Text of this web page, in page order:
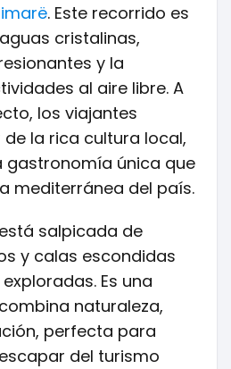
. Este recorrido es
cristalinas,
y la
al aire libre. A
los viajantes
la rica cultura local,
gastronomía única que
mediterránea del país.
salpicada de
y calas escondidas
Es una
naturaleza,
perfecta para
del turismo